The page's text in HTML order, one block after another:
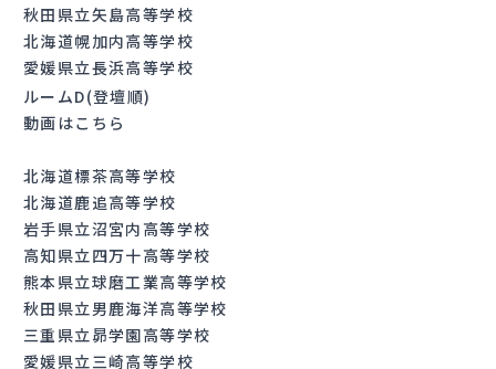
秋田県立矢島高等学校
北海道幌加内高等学校
愛媛県立長浜高等学校
ルームD(登壇順)
動画はこちら
北海道標茶高等学校
北海道鹿追高等学校
岩手県立沼宮内高等学校
高知県立四万十高等学校
熊本県立球磨工業高等学校
秋田県立男鹿海洋高等学校
三重県立昴学園高等学校
愛媛県立三崎高等学校